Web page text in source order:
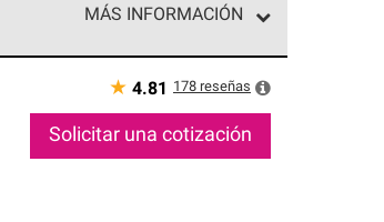
MÁS INFORMACIÓN
Solo ellos pueden
★ 4.81 178 reseñas
Solicitar una cotización